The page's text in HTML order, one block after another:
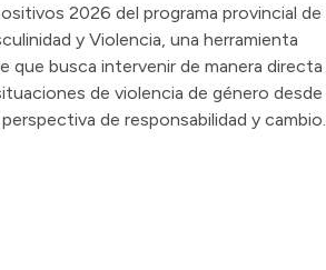
2026 del programa provincial de
y Violencia, una herramienta
que busca intervenir de manera directa
de violencia de género desde
de responsabilidad y cambio.